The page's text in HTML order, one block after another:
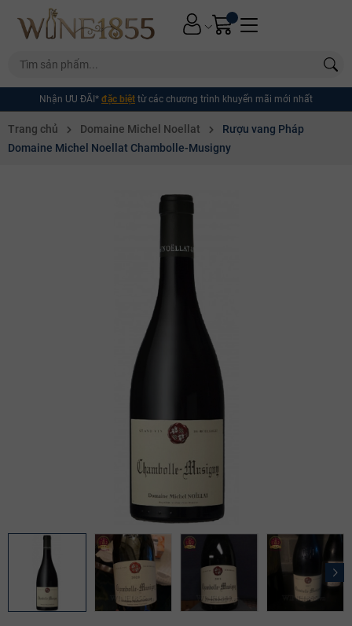
Nhận ƯU ĐÃI* đặc biệt từ các chương trình khuyến mãi mới nhất
Trang chủ Domaine Michel Noellat
Rượu vang Pháp
Domaine Michel Noellat Chambolle-Musigny